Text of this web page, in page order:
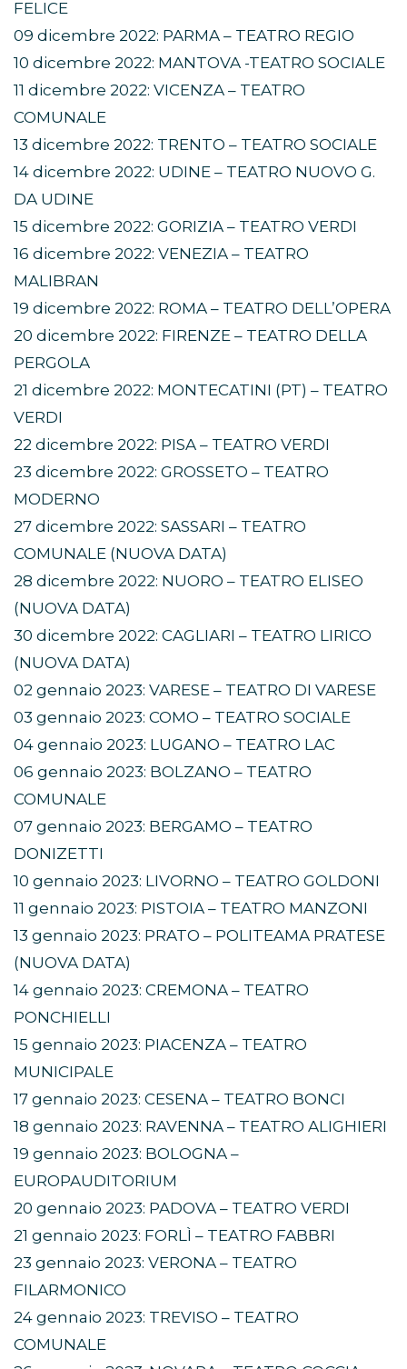
FELICE
09 dicembre 2022: PARMA – TEATRO REGIO
10 dicembre 2022: MANTOVA -TEATRO SOCIALE
11 dicembre 2022: VICENZA – TEATRO
COMUNALE
13 dicembre 2022: TRENTO – TEATRO SOCIALE
14 dicembre 2022: UDINE – TEATRO NUOVO G.
DA UDINE
15 dicembre 2022: GORIZIA – TEATRO VERDI
16 dicembre 2022: VENEZIA – TEATRO
MALIBRAN
19 dicembre 2022: ROMA – TEATRO DELL’OPERA
20 dicembre 2022: FIRENZE – TEATRO DELLA
PERGOLA
21 dicembre 2022: MONTECATINI (PT) – TEATRO
VERDI
22 dicembre 2022: PISA – TEATRO VERDI
23 dicembre 2022: GROSSETO – TEATRO
MODERNO
27 dicembre 2022: SASSARI – TEATRO
COMUNALE (NUOVA DATA)
28 dicembre 2022: NUORO – TEATRO ELISEO
(NUOVA DATA)
30 dicembre 2022: CAGLIARI – TEATRO LIRICO
(NUOVA DATA)
02 gennaio 2023: VARESE – TEATRO DI VARESE
03 gennaio 2023: COMO – TEATRO SOCIALE
04 gennaio 2023: LUGANO – TEATRO LAC
06 gennaio 2023: BOLZANO – TEATRO
COMUNALE
07 gennaio 2023: BERGAMO – TEATRO
DONIZETTI
10 gennaio 2023: LIVORNO – TEATRO GOLDONI
11 gennaio 2023: PISTOIA – TEATRO MANZONI
13 gennaio 2023: PRATO – POLITEAMA PRATESE
(NUOVA DATA)
14 gennaio 2023: CREMONA – TEATRO
PONCHIELLI
15 gennaio 2023: PIACENZA – TEATRO
MUNICIPALE
17 gennaio 2023: CESENA – TEATRO BONCI
18 gennaio 2023: RAVENNA – TEATRO ALIGHIERI
19 gennaio 2023: BOLOGNA –
EUROPAUDITORIUM
20 gennaio 2023: PADOVA – TEATRO VERDI
21 gennaio 2023: FORLÌ – TEATRO FABBRI
23 gennaio 2023: VERONA – TEATRO
FILARMONICO
24 gennaio 2023: TREVISO – TEATRO
COMUNALE